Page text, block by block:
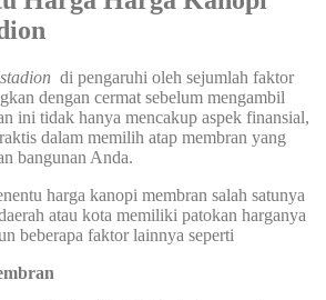
di pengaruhi oleh sejumlah faktor
dengan cermat sebelum mengambil
ini tidak hanya mencakup aspek finansial,
dalam memilih atap membran yang
bangunan Anda.
harga kanopi membran salah satunya
atau kota memiliki patokan harganya
beberapa faktor lainnya seperti